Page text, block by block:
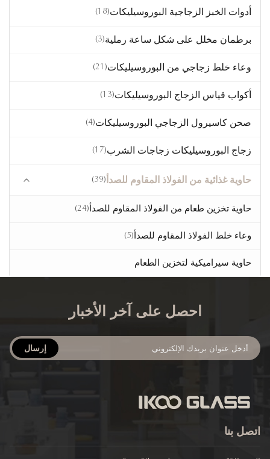
صندوق الغداء الزجاجي
وعاء زجاجي بغطاء من الفولاذ المقاوم للصدأ
حاوية طعام زجاجية صغيرة
حاوية زجاجية مخصصة(16)
أدوات الخبز الزجاجية البوروسيليكات(18)
برطمان مخلل على شكل ساعة رملية(3)
وعاء خلط زجاجي من البوروسيليكات(21)
أكواب قياس الزجاج البوروسيليكات(13)
صحن كاسيرول الزجاجي البوروسيليكات(4)
زجاج البوروسيليكات زجاجات الشرب(17)
حاوية غذائية من الفولاذ المقاوم للصدأ (39)
حاوية تخزين طعام من الفولاذ المقاوم للصدأ(24)
وعاء خلط الفولاذ المقاوم للصدأ(5)
حاوية سيراميكية لتخزين الطعام
احصل على آخر الأخبار
إرسال
اتصل بنا